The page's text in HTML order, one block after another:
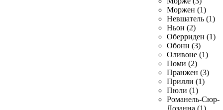
Моржен (1)
Невшатель (1)
Ньон (2)
Оберриден (1)
Обонн (3)
Оливоне (1)
Поми (2)
Пранжен (3)
Прилли (1)
Пюли (1)
Романель-Сюр-
Лозанна (1)